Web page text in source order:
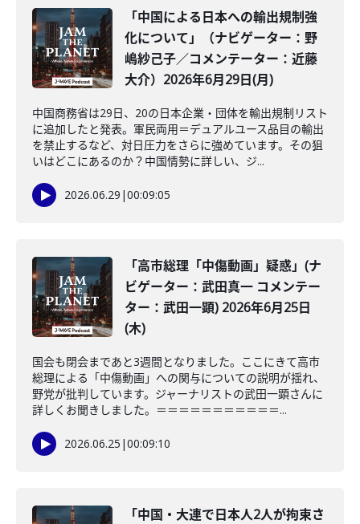
「中国による日本への輸出規制強
化について」（ナビゲーター：野
嶋紗己子／コメンテーター：近藤
大介）2026年6月29日(月)
中国商務省は29日、20の日本企業・団体を輸出規制リスト
に追加したと発表。軍民両用＝デュアルユース品目の輸出
を禁止するなど、対日圧力をさらに強めています。その狙
いはどこにあるのか？中国情勢に詳しい、ジ...
2026.06.29 |00:09:05
「高市総理「中傷動画」疑惑」(ナ
ビゲーター：武田真一 コメンテー
ター：武田一顕) 2026年6月25日
(木)
国会も閉会まであと3週間となりました。ここにきて高市
総理による「中傷動画」への関与についての説明が揺れ、
野党が批判しています。ジャーナリストの武田一顕さんに
詳しくお聞きしました。＝＝＝＝＝＝＝＝＝＝＝...
2026.06.25 |00:09:10
「中国・大連で日本人2人が拘束さ